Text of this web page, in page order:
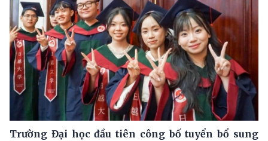
Trường Đại học đầu tiên công bố tuyển bổ sung